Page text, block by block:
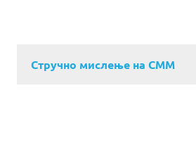
Стручно мислење на СММ